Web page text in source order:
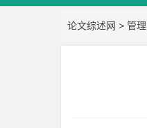
论文综述网 > 管